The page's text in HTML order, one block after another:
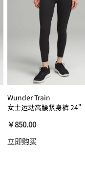
Wunder Train
女士运动高腰紧身裤 24"
￥850.00
立即购买